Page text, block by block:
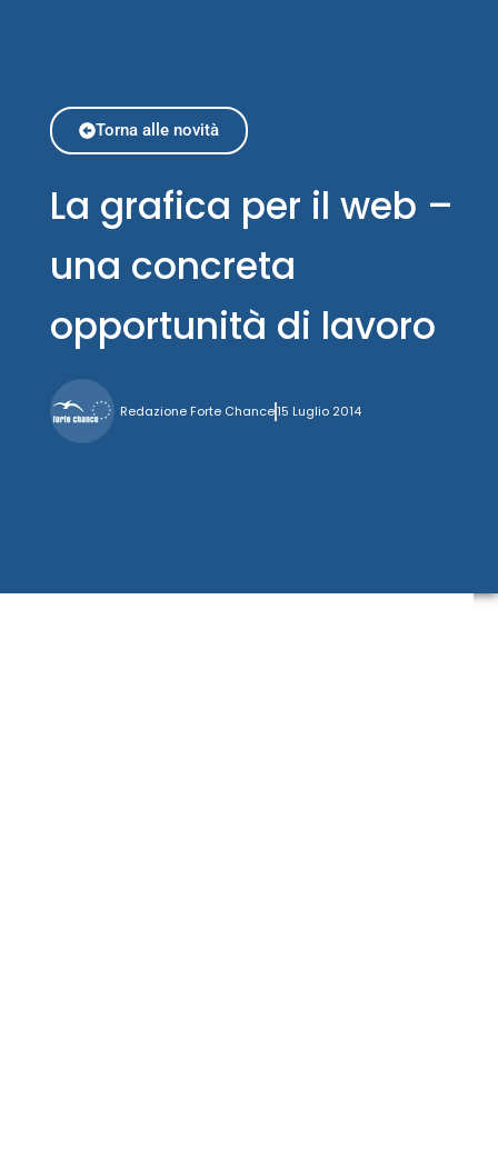
Torna alle novità
La grafica per il web –
una concreta
opportunità di lavoro
Redazione Forte Chance15 Luglio 2014